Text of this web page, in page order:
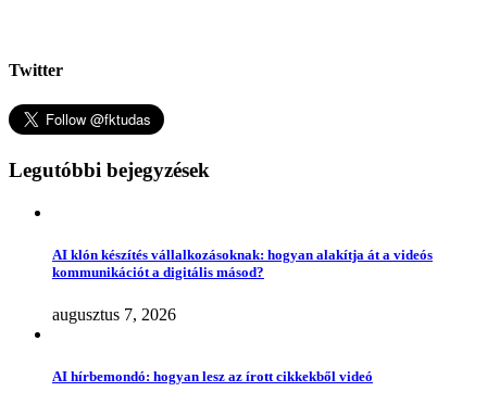
Twitter
Legutóbbi bejegyzések
AI klón készítés vállalkozásoknak: hogyan alakítja át a videós
kommunikációt a digitális másod?
augusztus 7, 2026
AI hírbemondó: hogyan lesz az írott cikkekből videó